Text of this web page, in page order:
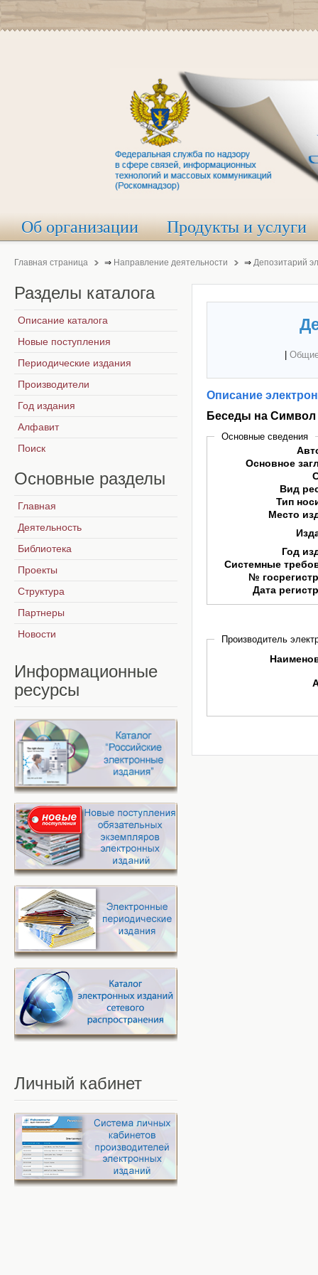
Об организации Продукты и услуги
Главная страница ⇒ Направление деятельности ⇒ Депозитарий
Описание
Беседы на
Основные сведения
Основное
Вид
Тип
Место
Год
Системные
№
Дата
Производитель
Разделы каталога
Описание каталога
Новые поступления
Периодические издания
Производители
Год издания
Алфавит
Поиск
Основные разделы
Главная
Деятельность
Библиотека
Проекты
Структура
Партнеры
Новости
Информационные
ресурсы
Личный кабинет